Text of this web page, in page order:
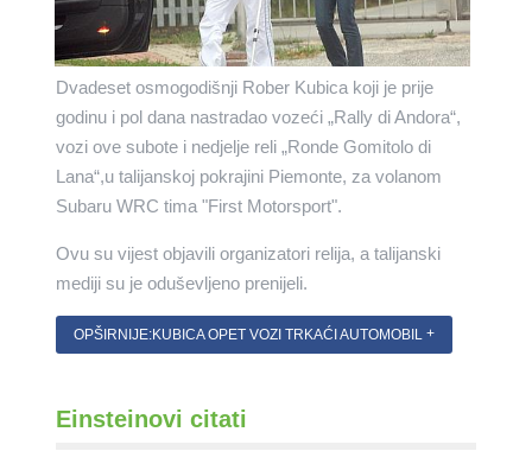
Dvadeset osmogodišnji Rober Kubica koji je prije
godinu i pol dana nastradao vozeći „Rally di Andora“,
vozi ove subote i nedjelje reli „Ronde Gomitolo di
Lana“,u talijanskoj pokrajini Piemonte, za volanom
Subaru WRC tima "First Motorsport".
Ovu su vijest objavili organizatori relija, a talijanski
mediji su je oduševljeno prenijeli.
OPŠIRNIJE:KUBICA OPET VOZI TRKAĆI AUTOMOBIL
Einsteinovi citati